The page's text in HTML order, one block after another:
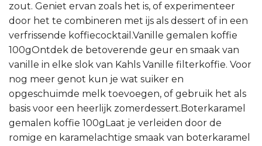
zout. Geniet ervan zoals het is, of experimenteer
door het te combineren met ijs als dessert of in een
verfrissende koffiecocktail.Vanille gemalen koffie
100gOntdek de betoverende geur en smaak van
vanille in elke slok van Kahls Vanille filterkoffie. Voor
nog meer genot kun je wat suiker en
opgeschuimde melk toevoegen, of gebruik het als
basis voor een heerlijk zomerdessert.Boterkaramel
gemalen koffie 100gLaat je verleiden door de
romige en karamelachtige smaak van boterkaramel